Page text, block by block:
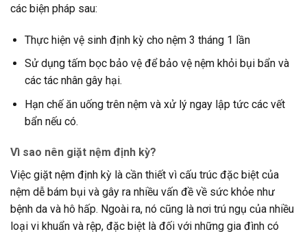
các biện pháp sau:
Thực hiện vệ sinh định kỳ cho nệm 3 tháng 1 lần
Sử dụng tấm bọc bảo vệ để bảo vệ nệm khỏi bụi bẩn và
các tác nhân gây hại.
Hạn chế ăn uống trên nệm và xử lý ngay lập tức các vết
bẩn nếu có.
Vì sao nên giặt nệm định kỳ?
Việc giặt nệm định kỳ là cần thiết vì cấu trúc đặc biệt của
nệm dễ bám bụi và gây ra nhiều vấn đề về sức khỏe như
bệnh da và hô hấp. Ngoài ra, nó cũng là nơi trú ngụ của nhiều
loại vi khuẩn và rệp, đặc biệt là đối với những gia đình có